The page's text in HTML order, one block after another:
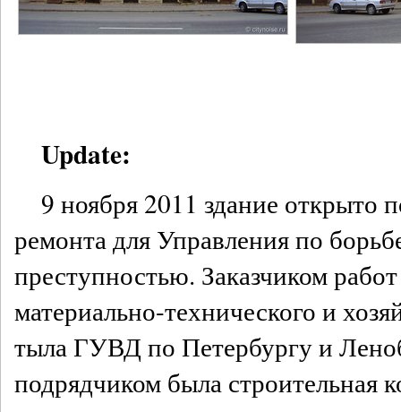
Update:
9 ноября 2011 здание открыто
ремонта для Управления по
преступностью. Заказчиком
материально-технического и
тыла ГУВД по Петербургу и
подрядчиком была строительная